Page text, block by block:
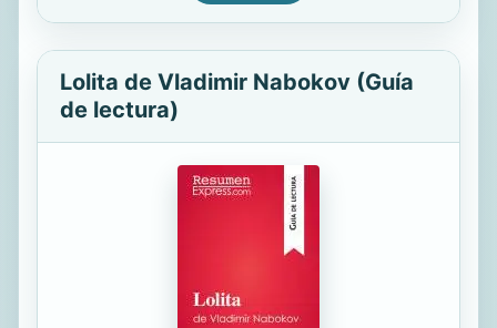
Lolita de Vladimir Nabokov (Guía
de lectura)